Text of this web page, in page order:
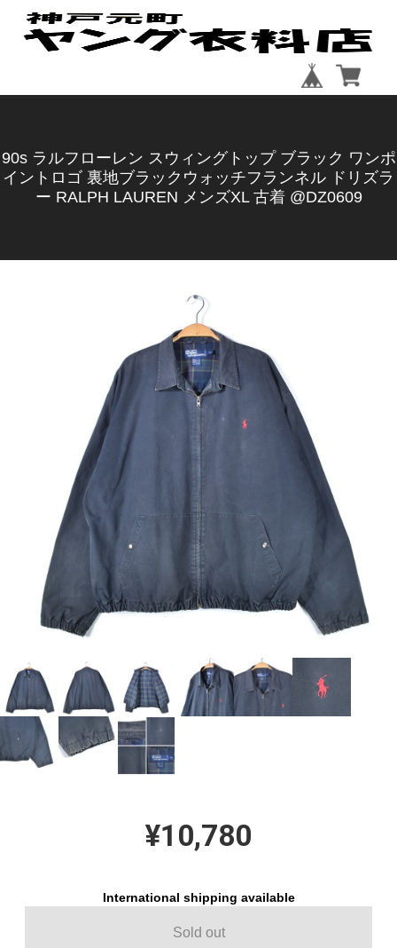
90s ラルフローレン スウィングトップ ブラック ワンポ
イントロゴ 裏地ブラックウォッチフランネル ドリズラ
ー RALPH LAUREN メンズXL 古着 @DZ0609
¥10,780
International shipping available
Sold out